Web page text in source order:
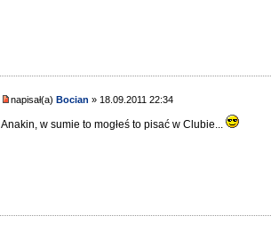
napisał(a)Bocian » 18.09.2011 22:34
Anakin, w sumie to mogłeś to pisać w Clubie...